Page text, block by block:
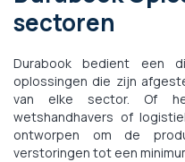
sectoren
Durabook bedient een
oplossingen die zijn
van elke sector. Of
wetshandhavers of
ontworpen om de
verstoringen tot een